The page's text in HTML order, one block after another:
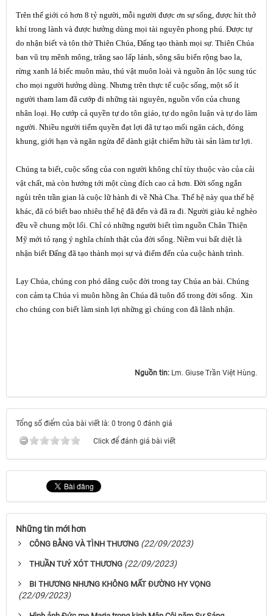
Trên thế giới có hơn 8 tỷ người, mỗi người được ơn sự sống, được hít thở
khí trong lành và được hưởng dùng mọi tài nguyên phong phú. Được tự
do nhận biết và tôn thờ Thiên Chúa, Đấng tạo thành mọi sự. Thiên Chúa
ban vũ trụ mênh mông, trăng sao lấp lánh, sông sâu biển rộng bao la,
rừng xanh lá biếc muôn màu, thú vật muôn loài và nguồn ân lộc sung túc
cho mọi người hưởng dùng. Nhưng trên thực tế cuộc sống, một số ít
người tham lam đã cướp đi những tài nguyên, nguồn vốn của chung
nhân loại. Họ cướp cả quyền tự do tôn giáo, tự do ngôn luận và tự do làm
người. Nhiều người tiếm quyền đạt lợi đã tự tạo mối ngăn cách, đóng
khung, giới hạn và ngăn ngừa để dành giật chiếm hữu tài sản làm tư lợi.
Chúng ta biết, cuộc sống của con người không chỉ tùy thuộc vào của cải
vật chất, mà còn hướng tới một cùng đích cao cả hơn. Đời sống ngắn
ngủi trên trần gian là cuộc lữ hành đi về Nhà Cha. Thế hệ này qua thế hệ
khác, đã có biết bao nhiêu thế hệ đã đến và đã ra đi. Người giàu kẻ nghèo
đều về chung một lối. Chỉ có những người biết tìm nguồn Chân Thiện
Mỹ mới tỏ rạng ý nghĩa chính thật của đời sống. Niềm vui bất diệt là
nhận biết Đấng đã tạo thành mọi sự và điểm đến của cuộc hành trình.
Lạy Chúa, chúng con phó dâng cuộc đời trong tay Chúa an bài. Chúng
con cảm tạ Chúa vì muôn hồng ân Chúa đã tuôn đổ trong đời sống. Xin
cho chúng con biết làm sinh lợi những gì chúng con đã lãnh nhận.
Nguồn tin: Lm. Giuse Trần Việt Hùng.
Tổng số điểm của bài viết là: 0 trong 0 đánh giá
Click để đánh giá bài viết
Những tin mới hơn
CÔNG BẰNG VÀ TÌNH THƯƠNG (22/09/2023)
THUẦN TUÝ XÓT THƯƠNG (22/09/2023)
BI THƯƠNG NHƯNG KHÔNG MẤT ĐƯỜNG HY VỌNG
(22/09/2023)